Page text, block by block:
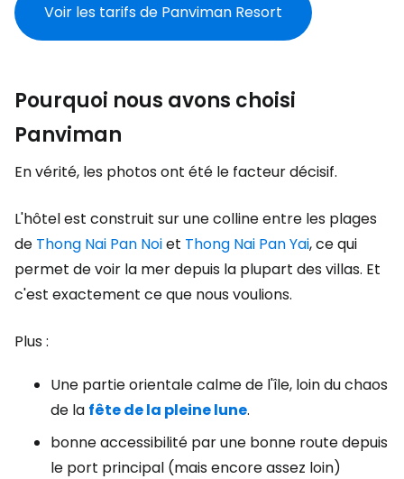
Voir les tarifs de Panviman Resort
Pourquoi nous avons choisi
Panviman
En vérité, les photos ont été le facteur décisif.
L'hôtel est construit sur une colline entre les plages
de Thong Nai Pan Noiet Thong Nai Pan Yai, ce qui
permet de voir la mer depuis la plupart des villas. Et
c'est exactement ce que nous voulions.
Plus :
Une partie orientale calme de l'île, loin du chaos
de la fête de la pleine lune.
bonne accessibilité par une bonne route depuis
le port principal (mais encore assez loin)